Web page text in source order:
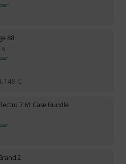
88
6
€
7 61 Case Bundle
2